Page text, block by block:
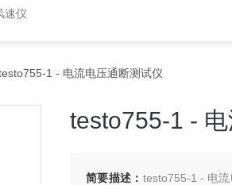
速仪
1 - 电流电压通断测试仪
testo755-1 -
简要描述： testo755-1 - 电